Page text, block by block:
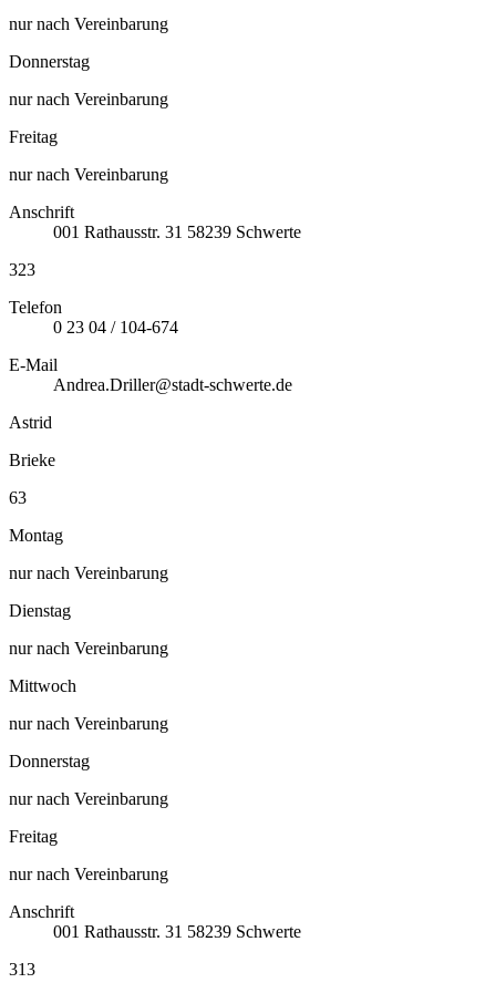
nur nach Vereinbarung
Donnerstag
nur nach Vereinbarung
Freitag
nur nach Vereinbarung
Anschrift
001 Rathausstr. 31 58239 Schwerte
323
Telefon
0 23 04 / 104-674
E-Mail
Andrea.Driller@stadt-schwerte.de
Astrid
Brieke
63
Montag
nur nach Vereinbarung
Dienstag
nur nach Vereinbarung
Mittwoch
nur nach Vereinbarung
Donnerstag
nur nach Vereinbarung
Freitag
nur nach Vereinbarung
Anschrift
001 Rathausstr. 31 58239 Schwerte
313